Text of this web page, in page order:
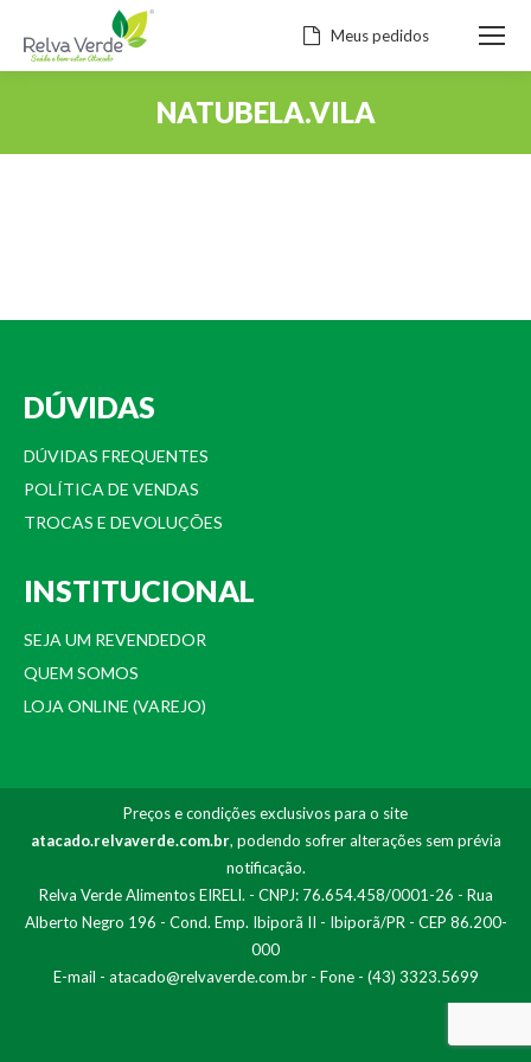
Meus pedidos
NATUBELA.VILA
DÚVIDAS
DÚVIDAS FREQUENTES
POLÍTICA DE VENDAS
TROCAS E DEVOLUÇÕES
INSTITUCIONAL
SEJA UM REVENDEDOR
QUEM SOMOS
LOJA ONLINE (VAREJO)
Preços e condições exclusivos para o site
atacado.relvaverde.com.br, podendo sofrer alterações sem prévia
notificação.
Relva Verde Alimentos EIRELI. - CNPJ: 76.654.458/0001-26 - Rua
Alberto Negro 196 - Cond. Emp. Ibiporã II - Ibiporã/PR - CEP 86.200-
000
E-mail - atacado@relvaverde.com.br- Fone - (43) 3323.5699